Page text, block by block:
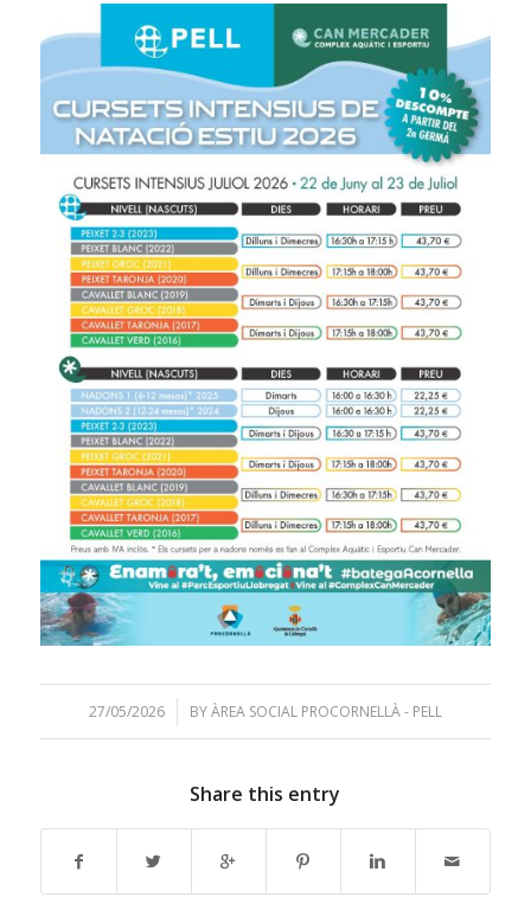
27/05/2026
/ BYÀREA SOCIAL PROCORNELLÀ - PELL
Share this entry